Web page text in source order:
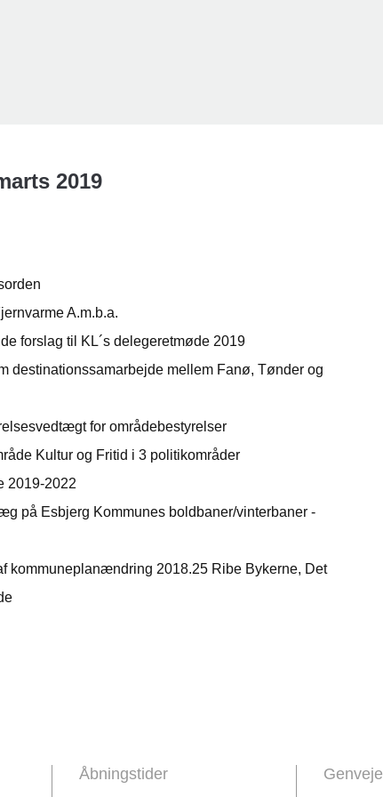
2019
A.m.b.a.
forslag til KL´s delegeretmøde 2019
destinationssamarbejde mellem Fanø, Tønder og
for områdebestyrelser
Kultur og Fritid i 3 politikområder
2019-2022
på Esbjerg Kommunes boldbaner/vinterbaner -
kommuneplanændring 2018.25 Ribe Bykerne, Det
Åbningstider Genveje